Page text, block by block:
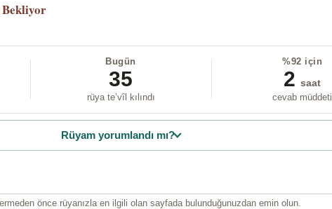
Bekliyor
Bugün
35
rüya te’vîl kılındı
%92 için
2 saat
cevab müddeti
Rüyam yorumlandı mı?
önce rüyanızla en ilgili olan sayfada bulunduğunuzdan emin olun.